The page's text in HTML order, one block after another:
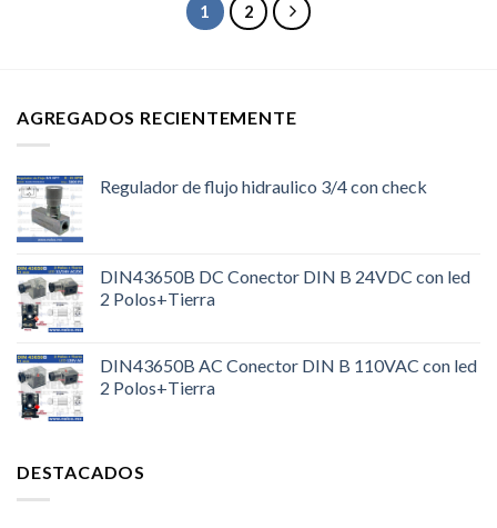
1 2
AGREGADOS RECIENTEMENTE
Regulador de flujo hidraulico 3/4 con check
DIN43650B DC Conector DIN B 24VDC con led
2 Polos+Tierra
DIN43650B AC Conector DIN B 110VAC con led
2 Polos+Tierra
DESTACADOS